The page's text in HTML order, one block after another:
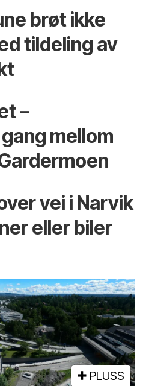
brøt ikke
tildeling av
–
mellom
vei i Narvik
eller biler
PLUSS